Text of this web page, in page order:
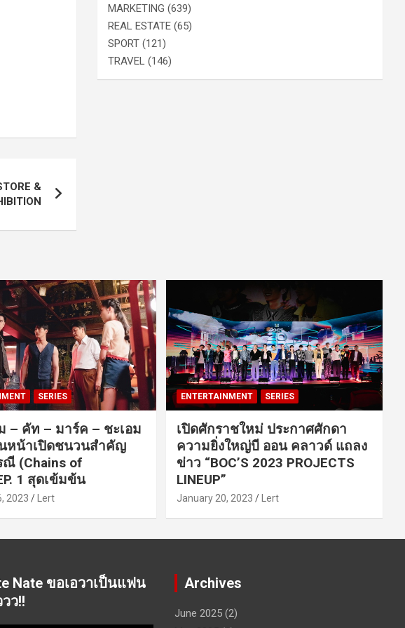
&
MARKETING (639)
REAL ESTATE (65)
SPORT (121)
TRAVEL (146)
SERIES
– คัท – มาร์ค – ชะเอม
หน้าเปิดชนวนสำคัญ
ณี (Chains of
1 สุดเข้มข้น
2023 Lert
ENTERTAINMENT SERIES
เปิดศักราชใหม่ ประกาศศักดา
ความยิ่งใหญ่บี ออน คลาวด์ แถลง
ข่าว “BOC’S 2023 PROJECTS
LINEUP”
January 20, 2023 Lert
Nate ขอเอวาเป็นแฟน
ว!!
Archives
June 2025(2)